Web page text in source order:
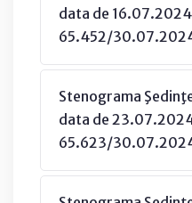
data de
65.452/
Stenograma
data de
65.623/